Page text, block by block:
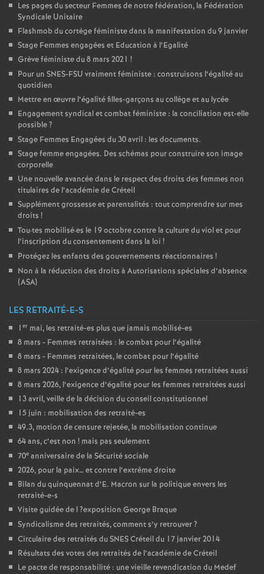
Les pages du secteur Femmes de notre fédération, la Fédération
Syndicale Unitaire
Flashmob du cortège féministe dans la manifestation du 9 janvier
Stage Femmes engagées et Education à l’Egalité
Grève féministe du 8 mars 2021 !
Pour un SNES-FSU vraiment féministe : construisons l’égalité au
quotidien
Mettre en œuvre l’égalité filles-garçons au collège et au lycée
Engagement syndical et combat féministe : la conciliation est-elle
possible?
Stage Femmes Engagées du 30 avril : les documents.
Stage femme engagées. Des schémas pour construire son image
corporelle
Une nouvelle avancée dans le respect des droits des femmes non
titulaires de l’académie de Créteil
Supplément grossesse et parentalités : tout comprendre sur mes
droits !
Tou·tes mobilisé·es le 19 octobre contre la culture du viol et pour
l’inscription du consentement dans la loi !
Protégez les enfants des gouvernements réactionnaires !
Non à la réduction des droits à Autorisations spéciales d’absence
(ASA)
LES RETRAITÉ-E-S
1 er mai, les retraité-es plus que jamais mobilisé-es
8 mars - Femmes retraitées : le combat pour l’égalité
8 mars - Femmes retraitées, le combat pour l’égalité
8 mars 2024 : l’exigence d’égalité pour les femmes retraitées aussi
8 mars 2026, l’exigence d’égalité pour les femmes retraitées aussi
13 avril, veille de la décision du conseil constitutionnel
15 juin : mobilisation des retraité-es
49.3, motion de censure rejetée, la mobilisation continue
64 ans, c’est non ! mais pas seulement
70e anniversaire de la Sécurité sociale
2026, pour la paix… et contre l’extrême droite
Bilan du quinquennat d’E. Macron sur la politique envers les
retraité-e-s
Visite guidée de l?exposition George Braque
Syndicalisme des retraités, comment s’y retrouver?
Circulaire des retraités duSNESCréteil du 17 janvier 2014
Résultats des votes des retraités de l’académie de Créteil
Le pacte de responsabilité : une vieille revendication du Medef